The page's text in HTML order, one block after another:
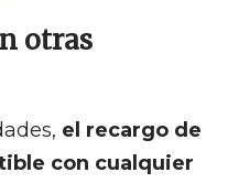
otras
el recargo de
con cualquier